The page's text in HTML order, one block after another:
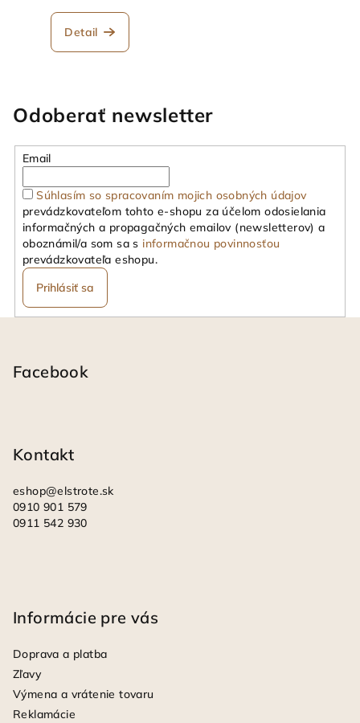
Detail
Odoberať newsletter
Email
Súhlasím so spracovaním mojich osobných údajov
prevádzkovateľom tohto e-shopu za účelom odosielania
informačných a propagačných emailov (newsletterov) a
oboznámil/a som sa s informačnou povinnosťou
prevádzkovateľa eshopu.
Prihlásiť sa
Facebook
Kontakt
eshop@elstrote.sk
0910 901 579
0911 542 930
Informácie pre vás
Doprava a platba
Zľavy
Výmena a vrátenie tovaru
Reklamácie